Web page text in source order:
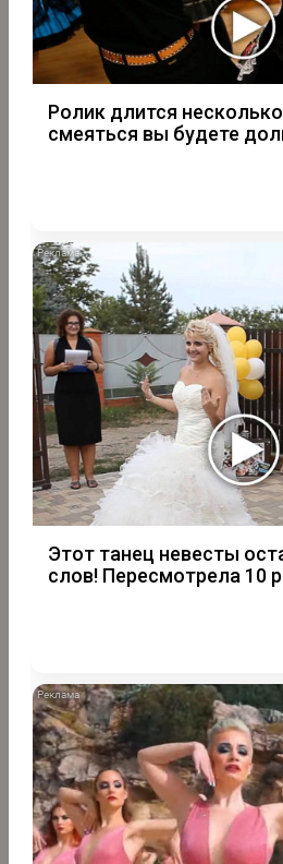
Ролик длится
смеяться вы будете
Этот танец невесты
слов! Пересмотрела 10